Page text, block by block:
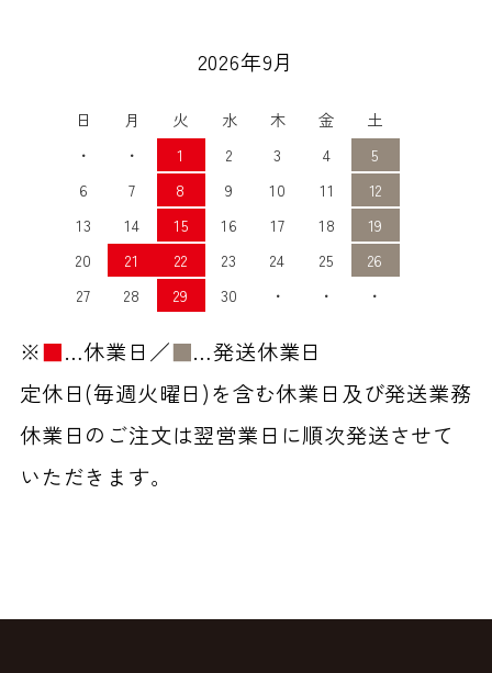
2026年9月
日 月 火 水 木 金
土
・
・ 1 2 3 4
5
6
7 8 9 10 11
12
13
14 15 16 17 18
19
20
21 22 23 24 25
26
27
28 29 30 ・ ・ ・
※■…休業日／■…発送休業日
定休日(毎週火曜日)を含む休業日及び発送業務
休業日のご注文は翌営業日に順次発送させて
いただきます。